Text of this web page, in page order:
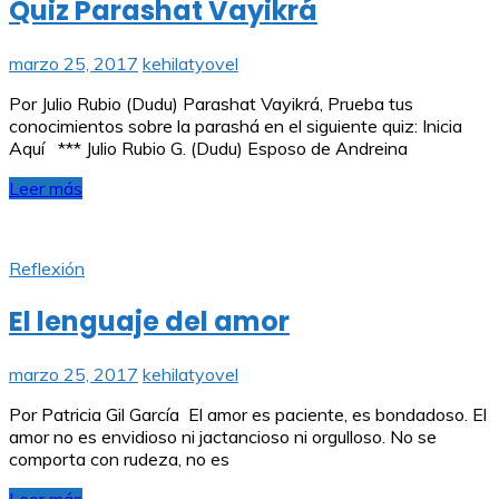
Quiz Parashat Vayikrá
marzo 25, 2017 kehilatyovel
Por Julio Rubio (Dudu) Parashat Vayikrá, Prueba tus
conocimientos sobre la parashá en el siguiente quiz: Inicia
Aquí *** Julio Rubio G. (Dudu) Esposo de Andreina
Leer más
Reflexión
El lenguaje del amor
marzo 25, 2017 kehilatyovel
Por Patricia Gil García El amor es paciente, es bondadoso. El
amor no es envidioso ni jactancioso ni orgulloso. No se
comporta con rudeza, no es